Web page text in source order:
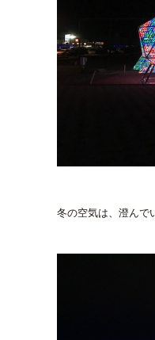
冬の空気は、澄んで